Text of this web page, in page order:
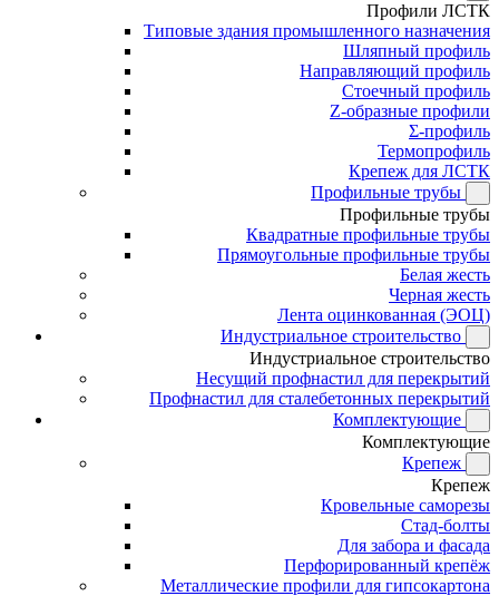
Профили ЛСТК
Типовые здания промышленного назначения
Шляпный профиль
Направляющий профиль
Стоечный профиль
Z-образные профили
Σ-профиль
Термопрофиль
Крепеж для ЛСТК
Профильные трубы
Профильные трубы
Квадратные профильные трубы
Прямоугольные профильные трубы
Белая жесть
Черная жесть
Лента оцинкованная (ЭОЦ)
Индустриальное строительство
Индустриальное строительство
Несущий профнастил для перекрытий
Профнастил для сталебетонных перекрытий
Комплектующие
Комплектующие
Крепеж
Крепеж
Кровельные саморезы
Стад-болты
Для забора и фасада
Перфорированный крепёж
Металлические профили для гипсокартона